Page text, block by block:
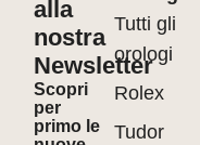
alla
nostra
Newsletter
Scopri
per
primo le
Tutti gli
orologi
Rolex
Tudor